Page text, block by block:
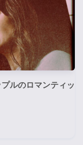
ルのロマンティッ